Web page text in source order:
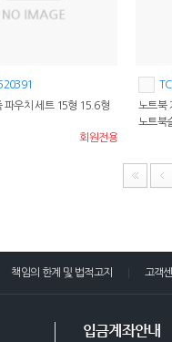
파우치 세트 15형 15.6형
회원전용
노트북
노트북
책임의 한계 및 법적고지 고객
입금계좌안내